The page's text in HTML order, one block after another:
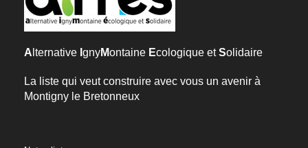
A lternative gnyMontaine Ecologique etSolidaire
La liste qui veut construire avec vous un avenir à
Montigny le Bretonneux